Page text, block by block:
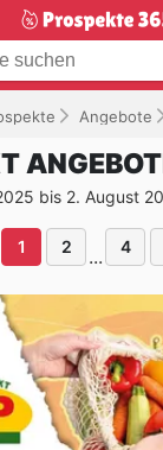
Angebote
bis 2. August
1 2 ... 4